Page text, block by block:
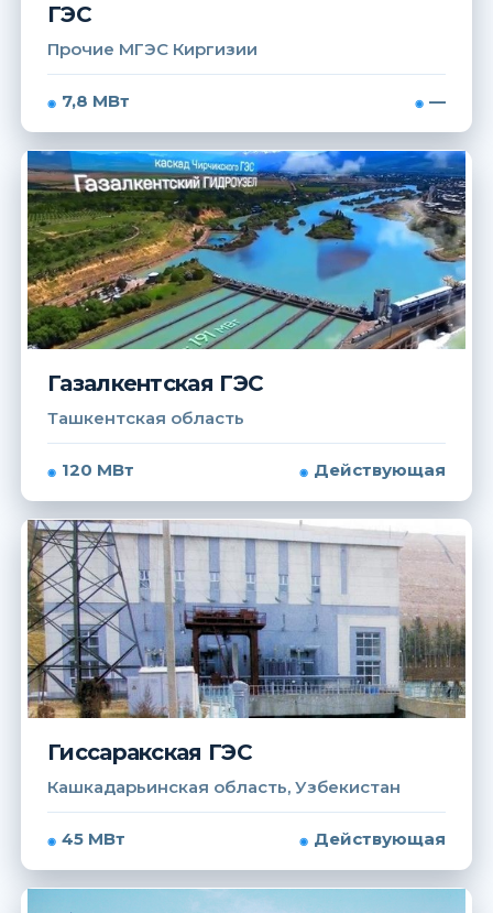
ГЭС
Прочие МГЭС Киргизии
7,8 МВт —
Газалкентская ГЭС
Ташкентская область
120 МВт Действующая
Гиссаракская ГЭС
Кашкадарьинская область, Узбекистан
45 МВт Действующая